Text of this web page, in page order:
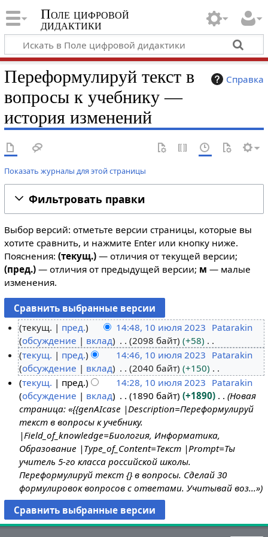
Поле цифровой
дидактики
Справка
Переформулируй текст в
вопросы к учебнику —
история изменений
Показать журналы для этой страницы
Фильтровать правки
Выбор версий: отметьте версии страницы, которые вы
хотите сравнить, и нажмите Enter или кнопку ниже.
Пояснения: (текущ.)— отличия от текущей версии;
(пред.)— отличия от предыдущей версии; м — малые
изменения.
0
ю
текущ. пред. 14:48, 10 июля 2023 Patarakin
обсуждение
вклад 2098 байт
+58
Н
е
т
о
п
и
с
а
н
и
я
п
р
а
текущ. пред. 14:46, 10 июля 2023 Patarakin
обсуждение
вклад 2040 байт
+150
Н
е
т
о
п
и
с
а
н
и
я
п
текущ. пред. 14:28, 10 июля 2023 Patarakin
обсуждение
вклад 1890 байт +1890
Новая
страница: «{{genAIcase |Description=Переформулируй
текст в вопросы к учебнику.
|Field_of_knowledge=Биология, Информатика,
Образование |Type_of_Content=Текст |Prompt=Ты
учитель 5-го класса российской школы.
Переформулируй текст {} в вопросы. Сделай 30
формулировок вопросов с ответами. Учитывай воз...»